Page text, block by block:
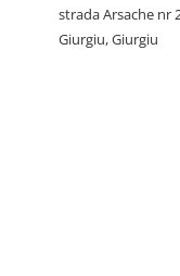
strada Arsache nr
Giurgiu, Giurgiu